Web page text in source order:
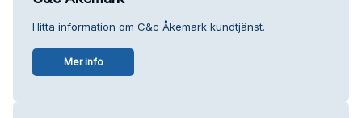
Hitta information om C&c Åkemark kundtjänst.
Mer info